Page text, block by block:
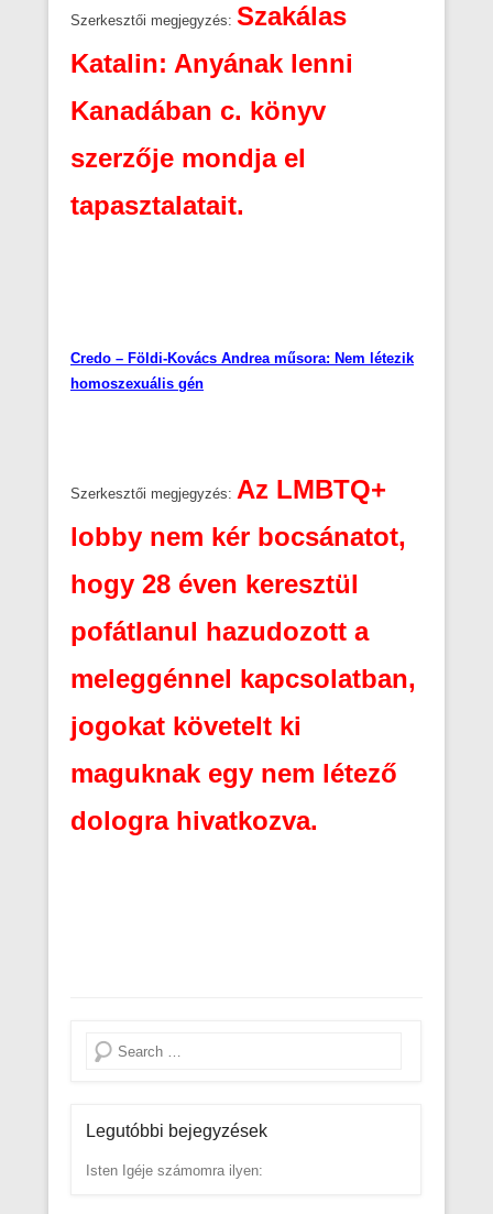
Szerkesztői megjegyzés: Szakálas
Katalin: Anyának lenni
Kanadában c. könyv
szerzője mondja el
tapasztalatait.
Credo – Földi-Kovács Andrea műsora: Nem létezik
homoszexuális gén
Szerkesztői megjegyzés: Az LMBTQ+
lobby nem kér bocsánatot,
hogy 28 éven keresztül
pofátlanul hazudozott a
meleggénnel kapcsolatban,
jogokat követelt ki
maguknak egy nem létező
dologra hivatkozva.
Search
Legutóbbi bejegyzések
Isten Igéje számomra ilyen: